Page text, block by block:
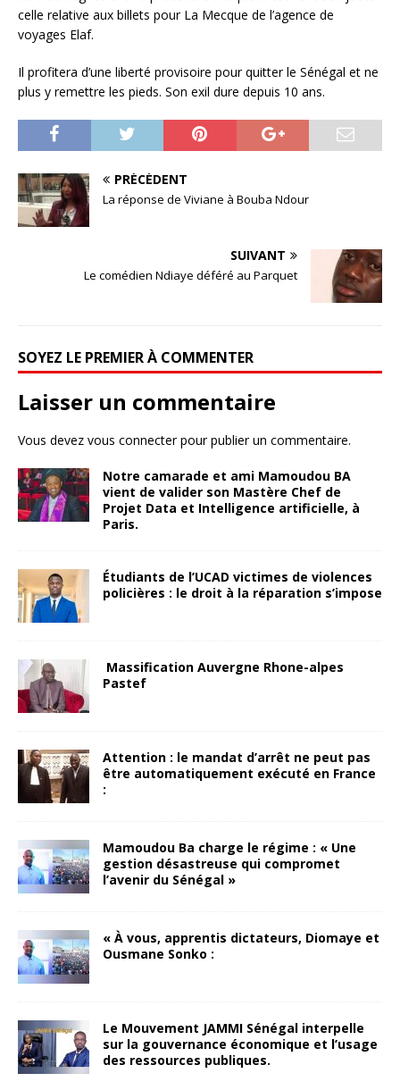
celle relative aux billets pour La Mecque de l’agence de
voyages Elaf.
Il profitera d’une liberté provisoire pour quitter le Sénégal et ne
plus y remettre les pieds. Son exil dure depuis 10 ans.
PRÉCÉDENT
La réponse de Viviane à Bouba Ndour
SUIVANT
Le comédien Ndiaye déféré au Parquet
SOYEZ LE PREMIER À COMMENTER
Laisser un commentaire
Vous devez vous connecterpour publier un commentaire.
Notre camarade et ami Mamoudou BA
vient de valider son Mastère Chef de
Projet Data et Intelligence artificielle, à
Paris.
Étudiants de l’UCAD victimes de violences
policières : le droit à la réparation s’impose
Massification Auvergne Rhone-alpes
Pastef
Attention : le mandat d’arrêt ne peut pas
être automatiquement exécuté en France
:
Mamoudou Ba charge le régime : « Une
gestion désastreuse qui compromet
l’avenir du Sénégal »
« À vous, apprentis dictateurs, Diomaye et
Ousmane Sonko :
Le Mouvement JAMMI Sénégal interpelle
sur la gouvernance économique et l’usage
des ressources publiques.